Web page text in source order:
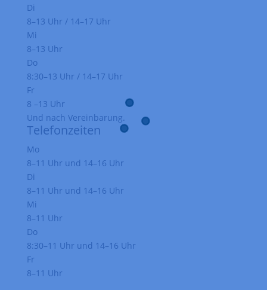
Di
8–13 Uhr / 14–17 Uhr
Mi
8–13 Uhr
Do
8:30–13 Uhr / 14–17 Uhr
Fr
8 –13 Uhr
Und nach Vereinbarung.
Telefonzeiten
Mo
8–11 Uhr und 14–16 Uhr
Di
8–11 Uhr und 14–16 Uhr
Mi
8–11 Uhr
Do
8:30–11 Uhr und 14–16 Uhr
Fr
8–11 Uhr